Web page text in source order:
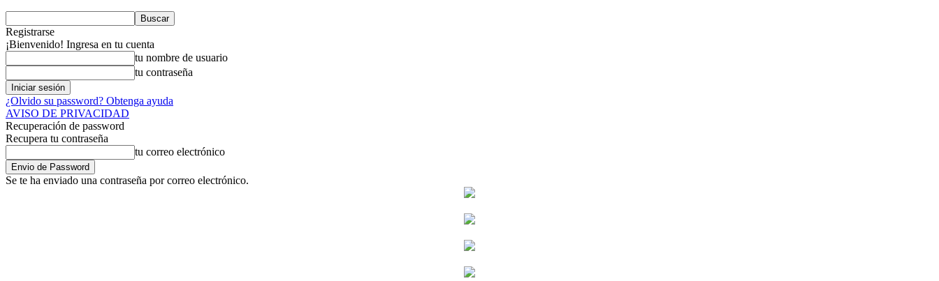
Registrarse
¡Bienvenido! Ingresa en tu cuenta
tu nombre de usuario
tu contraseña
¿Olvido su password? Obtenga ayuda
AVISO DE PRIVACIDAD
Recuperación de password
Recupera tu contraseña
tu correo electrónico
Se te ha enviado una contraseña por correo electrónico.